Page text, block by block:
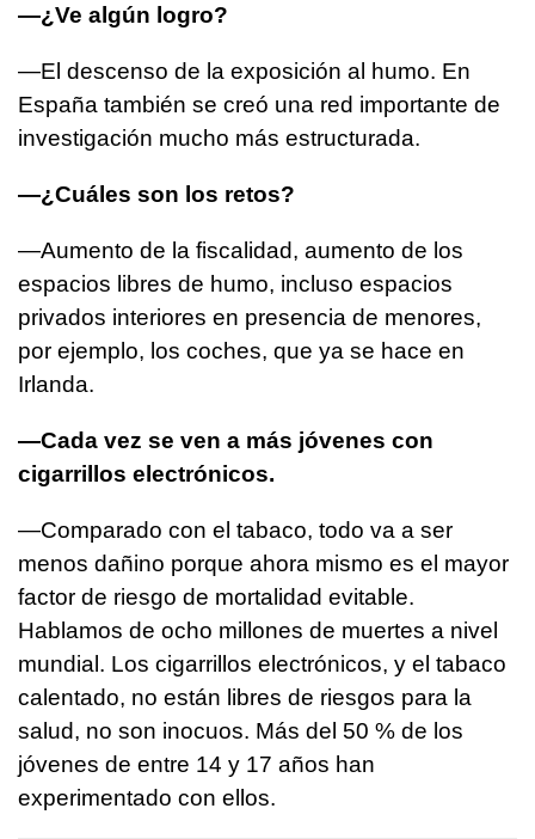
—¿Ve algún logro?
—El descenso de la exposición al humo. En
España también se creó una red importante de
investigación mucho más estructurada.
—¿Cuáles son los retos?
—Aumento de la fiscalidad, aumento de los
espacios libres de humo, incluso espacios
privados interiores en presencia de menores,
por ejemplo, los coches, que ya se hace en
Irlanda.
—Cada vez se ven a más jóvenes con
cigarrillos electrónicos.
—Comparado con el tabaco, todo va a ser
menos dañino porque ahora mismo es el mayor
factor de riesgo de mortalidad evitable.
Hablamos de ocho millones de muertes a nivel
mundial. Los cigarrillos electrónicos, y el tabaco
calentado, no están libres de riesgos para la
salud, no son inocuos. Más del 50 % de los
jóvenes de entre 14 y 17 años han
experimentado con ellos.